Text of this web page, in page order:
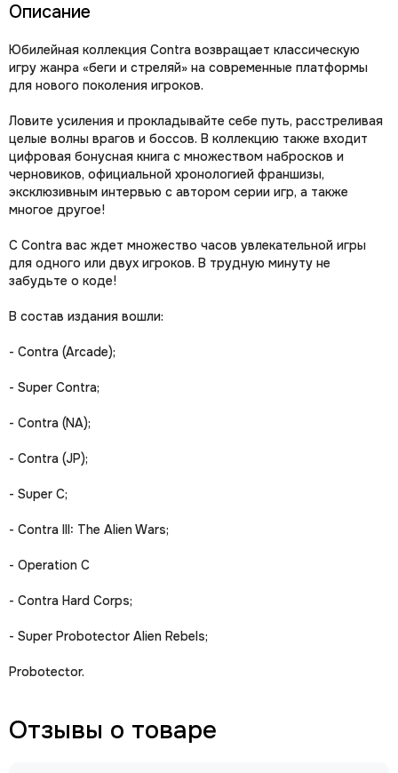
Описание
Юбилейная коллекция Contra возвращает классическую
игру жанра «беги и стреляй» на современные платформы
для нового поколения игроков.
Ловите усиления и прокладывайте себе путь, расстреливая
целые волны врагов и боссов. В коллекцию также входит
цифровая бонусная книга с множеством набросков и
черновиков, официальной хронологией франшизы,
эксклюзивным интервью с автором серии игр, а также
многое другое!
С Contra вас ждет множество часов увлекательной игры
для одного или двух игроков. В трудную минуту не
забудьте о коде!
В состав издания вошли:
- Contra (Arcade);
- Super Contra;
- Contra (NA);
- Contra (JP);
- Super C;
- Contra III: The Alien Wars;
- Operation C
- Contra Hard Corps;
- Super Probotector Alien Rebels;
Probotector.
Отзывы о товаре